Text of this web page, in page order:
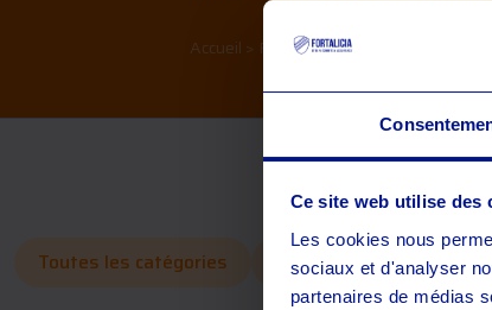
Ce site web utilise des
Les cookies nous
sociaux et d'analyser
partenaires de médias
Accueil > Ressources cyber
Toutes les catégories Articles blog